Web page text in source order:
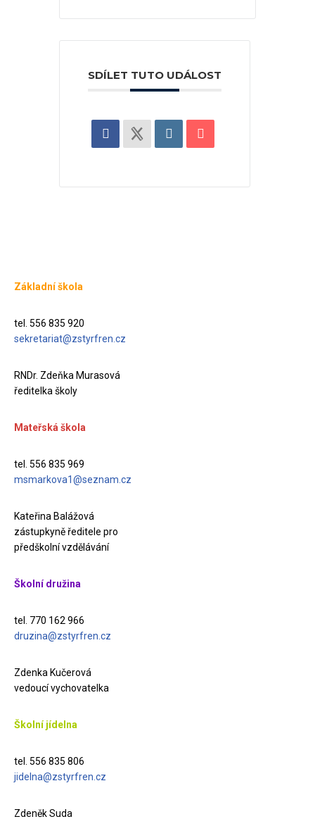
SDÍLET TUTO UDÁLOST
Základní škola
tel. 556 835 920
sekretariat@zstyrfren.cz
RNDr. Zdeňka Murasová
ředitelka školy
Mateřská škola
tel. 556 835 969
msmarkova1@seznam.cz
Kateřina Balážová
zástupkyně ředitele pro
předškolní vzdělávání
Školní družina
tel. 770 162 966
druzina@zstyrfren.cz
Zdenka Kučerová
vedoucí vychovatelka
Školní jídelna
tel. 556 835 806
jidelna@zstyrfren.cz
Zdeněk Suda